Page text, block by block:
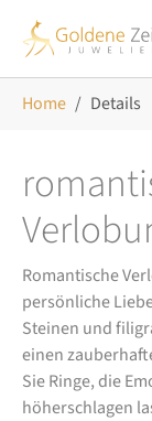
Home Details
Romantische
persönliche
Steinen und
einen
Sie Ringe, die
höherschlagen